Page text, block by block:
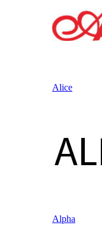
Alice
Alpha